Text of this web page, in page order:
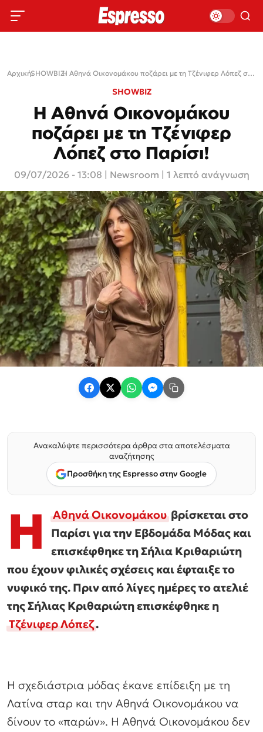
Αρχική›
SHOWBIZ› Η Αθηνά Οικονομάκου ποζάρει με τη Τζένιφερ Λόπεζ στο Παρίσι!
SHOWBIZ
Η Αθηνά Οικονομάκου
ποζάρει με τη Τζένιφερ
Λόπεζ στο Παρίσι!
09/07/2026 - 13:08 Newsroom | 1 λεπτό ανάγνωση
Ανακαλύψτε περισσότερα άρθρα στα αποτελέσματα
αναζήτησης
Προσθήκη της Espresso στην Google
Η Αθηνά Οικονομάκουβρίσκεται στο
Παρίσι για την Εβδομάδα Μόδας και
επισκέφθηκε τη Σήλια Κριθαριώτη
που έχουν φιλικές σχέσεις και έφταιξε το
νυφικό της. Πριν από λίγες ημέρες το ατελιέ
της Σήλιας Κριθαριώτη επισκέφθηκε η
Τζένιφερ Λόπεζ.
Η σχεδιάστρια μόδας έκανε επίδειξη με τη
Λατίνα σταρ και την Αθηνά Οικονομάκου να
δίνουν το «παρών». Η Αθηνά Οικονομάκου δεν